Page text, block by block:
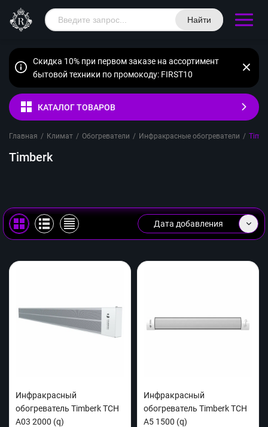
Найти
Скидка 10% при первом заказе на ассортимент
бытовой техники по промокоду: FIRST10
КАТАЛОГ ТОВАРОВ
Главная / Климат / Обогреватели / Инфракрасные обогреватели /
Timberk
Дата добавления
Инфракрасный
обогреватель Timberk TCH
A03 2000 (q)
Инфракрасный
обогреватель Timberk TCH
A5 1500 (q)